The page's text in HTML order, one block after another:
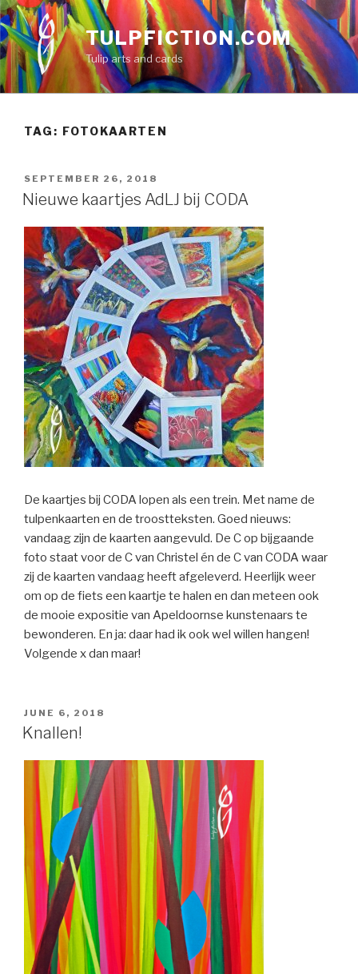
Skip
to
content
TULPFICTION.COM
Tulip arts and cards
TAG: FOTOKAARTEN
POSTED
ON
SEPTEMBER 26, 2018
Nieuwe kaartjes AdLJ bij CODA
De kaartjes bij CODA lopen als een trein. Met name de
tulpenkaarten en de troostteksten. Goed nieuws:
vandaag zijn de kaarten aangevuld. De C op bijgaande
foto staat voor de C van Christel én de C van CODA waar
zij de kaarten vandaag heeft afgeleverd. Heerlijk weer
om op de fiets een kaartje te halen en dan meteen ook
de mooie expositie van Apeldoornse kunstenaars te
bewonderen. En ja: daar had ik ook wel willen hangen!
Volgende x dan maar!
POSTED
ON
JUNE 6, 2018
Knallen!